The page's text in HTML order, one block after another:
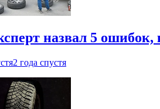
назвал 5
2 года спустя